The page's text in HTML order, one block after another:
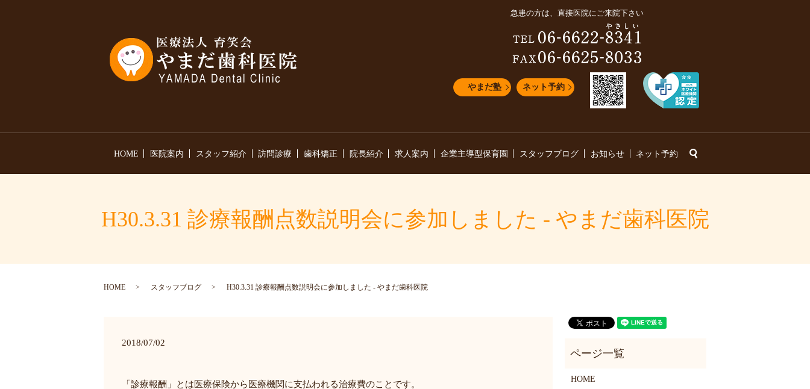
急患の方は、直接医院にご来院下さい
やまだ塾 ネット予約
HOME 医院案内 スタッフ紹介 訪問診療 歯科矯正 院長紹介 求人案内 企業主導型保育園 スタッフブログ お知らせ ネット予約
H30.3.31 診療報酬点数説明会に参加しました - やまだ歯科医院
HOME スタッフブログ H30.3.31 診療報酬点数説明会に参加しました - やまだ歯科医院
2018/07/02
「診療報酬」とは医療保険から医療機関に支払われる治療費のことです。
HOME